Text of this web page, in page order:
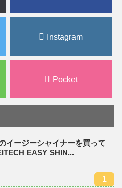
Instagram
Pocket
イージーシャイナーを買って
EASY SHIN...